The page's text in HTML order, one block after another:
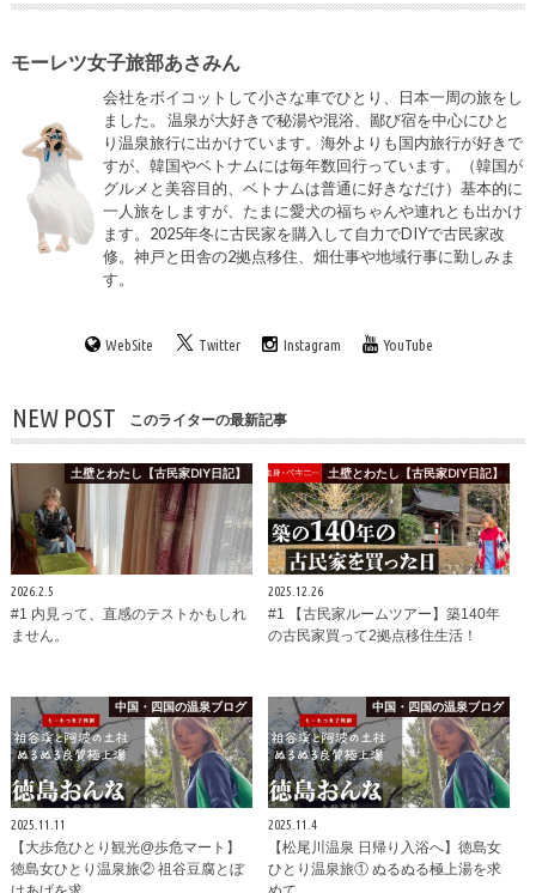
モーレツ女子旅部あさみん
会社をボイコットして小さな車でひとり、日本一周の旅をし
ました。 温泉が大好きで秘湯や混浴、鄙び宿を中心にひと
り温泉旅行に出かけています。海外よりも国内旅行が好きで
すが、韓国やベトナムには毎年数回行っています。（韓国が
グルメと美容目的、ベトナムは普通に好きなだけ）基本的に
一人旅をしますが、たまに愛犬の福ちゃんや連れとも出かけ
ます。2025年冬に古民家を購入して自力でDIYで古民家改
修。神戸と田舎の2拠点移住、畑仕事や地域行事に勤しみま
す。
WebSite Twitter Instagram YouTube
NEW POST このライターの最新記事
土壁とわたし【古民家DIY日記】
2026.2.5
#1 内見って、直感のテストかもしれ
ません。
土壁とわたし【古民家DIY日記】
2025.12.26
#1 【古民家ルームツアー】築140年
の古民家買って2拠点移住生活！
中国・四国の温泉ブログ
2025.11.11
【大歩危ひとり観光@歩危マート】
徳島女ひとり温泉旅② 祖谷豆腐とぼ
中国・四国の温泉ブログ
2025.11.4
【松尾川温泉 日帰り入浴へ】徳島女
ひとり温泉旅① ぬるぬる極上湯を求